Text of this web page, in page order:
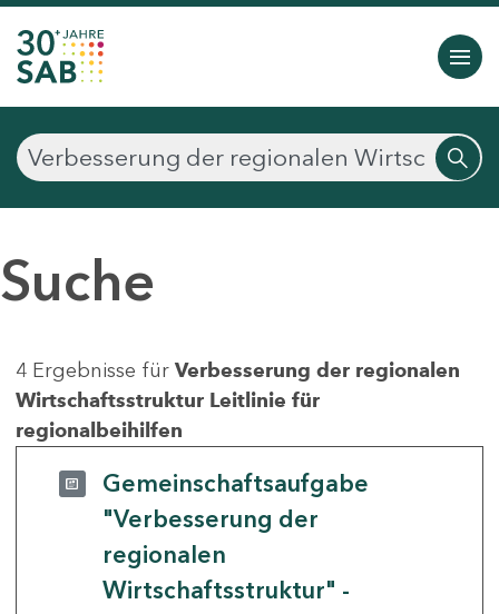
Suche
4 Ergebnisse für Verbesserung der regionalen
Wirtschaftsstruktur Leitlinie für
regionalbeihilfen
Gemeinschaftsaufgabe
"Verbesserung der
regionalen
Wirtschaftsstruktur" -